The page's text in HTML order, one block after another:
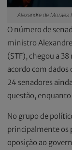
Alexandre de Moraes
O número de
ministro
(STF), chegou a
acordo com dados
24 senadores
questão,
No grupo de
principalmente os
oposição ao